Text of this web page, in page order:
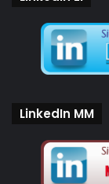
LinkedIn MM